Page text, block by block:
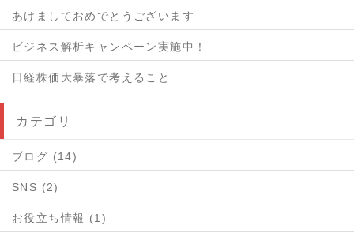
あけましておめでとうございます
ビジネス解析キャンペーン実施中！
日経株価大暴落で考えること
カテゴリ
ブログ (14)
SNS (2)
お役立ち情報 (1)